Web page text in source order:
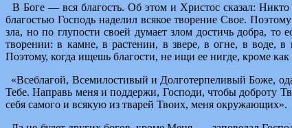
В Боге — вся благость. Об этом и Христос сказал:
благостью Господь наделил всякое творение Свое.
зла, но по глупости своей думает злом достичь добра,
творении: в камне, в растении, в звере, в огне, в воде, в
Поэтому, когда ищешь благости, не ищи ее нигде, кроме
«Всеблагой, Всемилостивый и Долготерпеливый Боже,
Тебе. Направь меня и поддержи, Господи, чтобы доброту
себя самого и всякую из тварей Твоих, меня окружающих».